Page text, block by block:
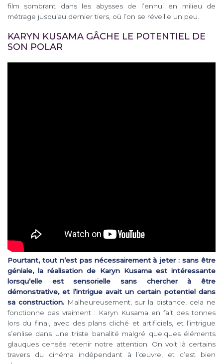
film sombrant dans les abysses de l’ennui en milieu de
métrage jusqu’au dernier tiers, où l’on se réveille un peu.
KARYN KUSAMA GÂCHE LE POTENTIEL DE
SON POLAR
Pourtant, tout n’est pas nécessairement à jeter : sans être
géniale, la réalisation de Karyn Kusama est intéressante
lorsqu’elle est sensorielle sans chercher à être
démonstrative, et l’intrigue avait un certain potentiel dans
sa construction.Malheureusement, sur la distance, cela ne
fonctionne pas vraiment : Karyn Kusama en fait des tonnes
lors du final, avec des plans cliché et artificiels, et l’intrigue
s’enlise dans une triste banalité malgré quelques éléments
glauques censés retenir notre attention. On voit là certains
travers du cinéma indépendant à l’œuvre, et c’est bien